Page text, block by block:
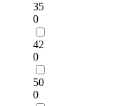
35
0
42
0
50
0